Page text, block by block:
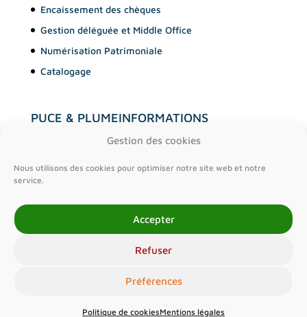
Gestion des cookies
Nous utilisons des cookies pour optimiser notre site web et notre
service.
Accepter
Refuser
Préférences
Politique de cookiesMentions légales
Encaissement des chèques
Gestion déléguée et Middle Office
Numérisation Patrimoniale
Catalogage
PUCE & PLUME
Articles
INFORMATIONS
Contact